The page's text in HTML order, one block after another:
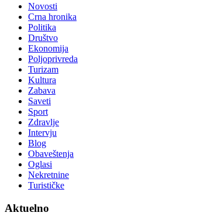
Novosti
Crna hronika
Politika
Društvo
Ekonomija
Poljoprivreda
Turizam
Kultura
Zabava
Saveti
Sport
Zdravlje
Intervju
Blog
Obaveštenja
Oglasi
Nekretnine
Turističke
Aktuelno